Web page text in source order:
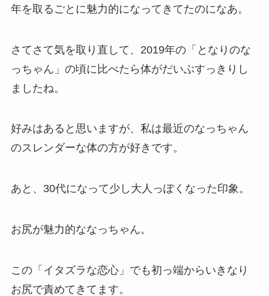
年を取るごとに魅力的になってきてたのになあ。
さてさて気を取り直して、2019年の「となりのな
っちゃん」の頃に比べたら体がだいぶすっきりし
ましたね。
好みはあると思いますが、私は最近のなっちゃん
のスレンダーな体の方が好きです。
あと、30代になって少し大人っぽくなった印象。
お尻が魅力的ななっちゃん。
この「イタズラな恋心」でも初っ端からいきなり
お尻で責めてきてます。